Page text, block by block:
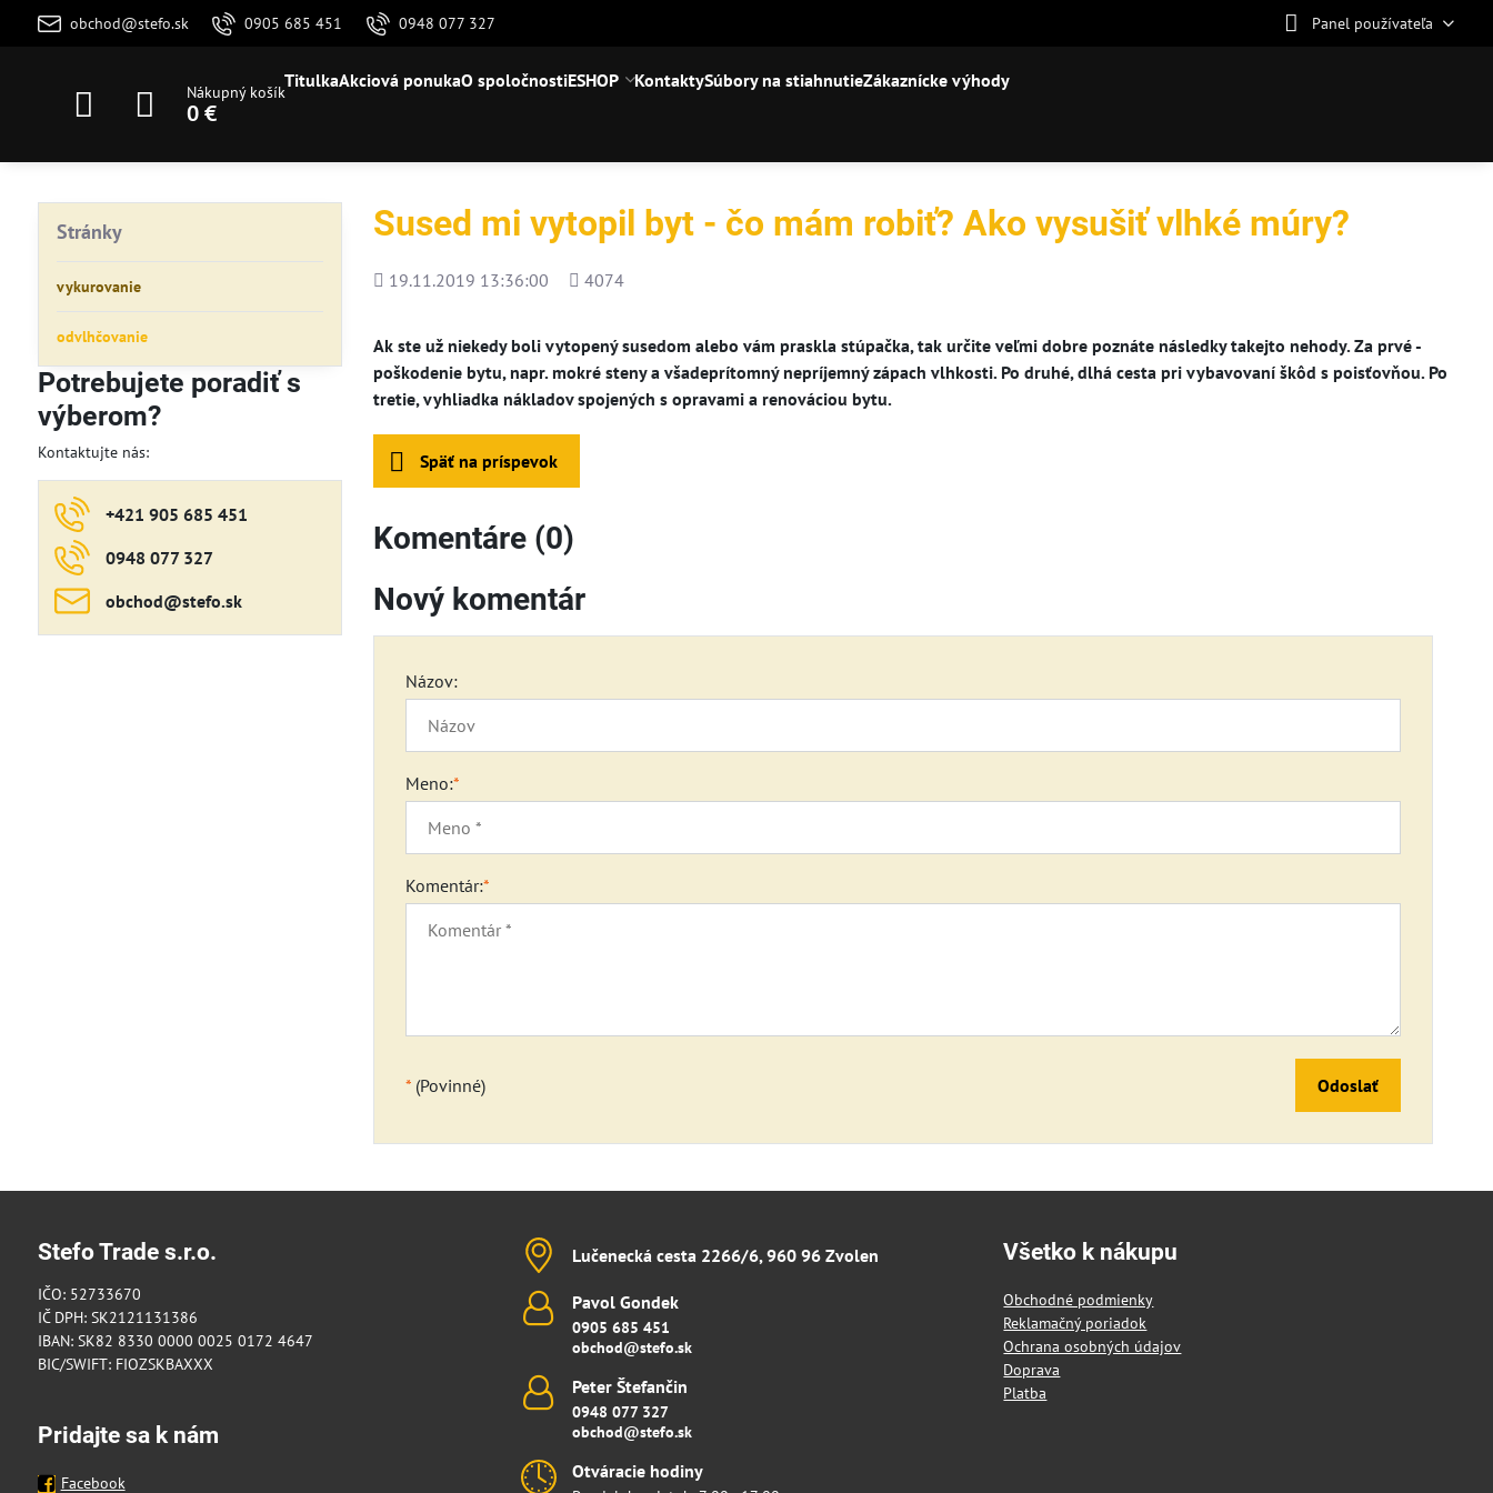
obchod@stefo.sk 0905 685 451 0948 077 327 Panel používateľa
Nákupný košík
0 €
TitulkaAkciová ponukaO spoločnostiESHOP KontaktySúbory na stiahnutieZákaznícke výhody
Sused mi vytopil byt - čo mám robiť? Ako vysušiť vlhké múry?
Pridané
19.11.2019 13:36:00
Počet
4074
Ak ste už niekedy boli vytopený susedom alebo vám praskla stúpačka, tak určite veľmi dobre poznáte následky takejto nehody. Za prvé -
poškodenie bytu, napr. mokré steny a všadeprítomný nepríjemný zápach vlhkosti. Po druhé, dlhá cesta pri vybavovaní škôd s poisťovňou. Po
tretie, vyhliadka nákladov spojených s opravami a renováciou bytu.
Späť na príspevok
Komentáre (0)
Nový komentár
Názov:
Meno:*
Komentár:*
* (Povinné) Odoslať
Stránky
vykurovanie
odvlhčovanie
Potrebujete poradiť s
výberom?
Kontaktujte nás:
+421 905 685 451
0948 077 327
obchod​@stefo​.sk
Stefo Trade s.r.o.
IČO: 52733670
IČ DPH: SK2121131386
IBAN: SK82 8330 0000 0025 0172 4647
BIC/SWIFT: FIOZSKBAXXX
Pridajte sa k nám
Facebook
Lučenecká cesta 2266/6, 960 96 Zvolen
Pavol Gondek
0905 685 451
obchod@stefo.sk
Peter Štefančin
0948 077 327
obchod@stefo.sk
Otváracie hodiny
Všetko k nákupu
Obchodné podmienky
Reklamačný poriadok
Ochrana osobných údajov
Doprava
Platba